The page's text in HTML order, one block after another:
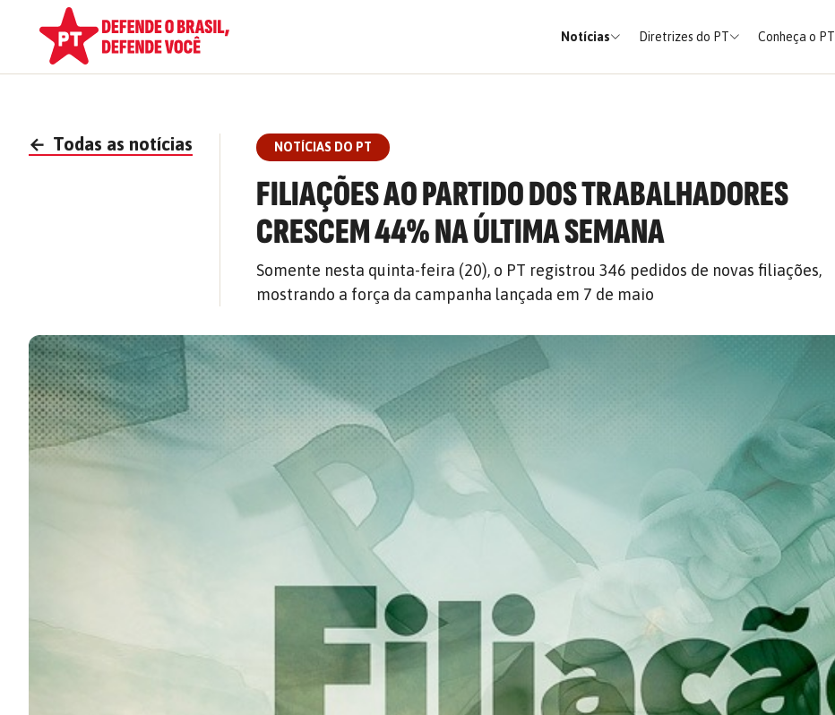
Notícias Diretrizes do PT Conheça o PT
← Todas as notícias NOTÍCIAS DO PT
FILIAÇÕES AO PARTIDO DOS TRABALHADORES
CRESCEM 44% NA ÚLTIMA SEMANA
Somente nesta quinta-feira (20), o PT registrou 346 pedidos de novas filiações,
mostrando a força da campanha lançada em 7 de maio